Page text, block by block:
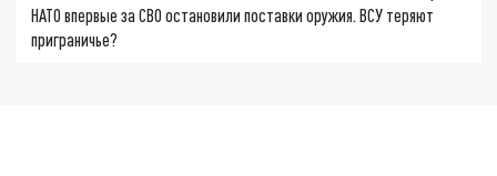
НАТО впервые за СВО остановили поставки оружия. ВСУ теряют
приграничье?